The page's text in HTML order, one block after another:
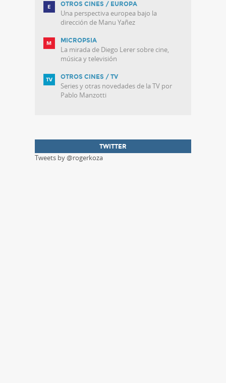
OTROS CINES / EUROPA
Una perspectiva europea bajo la
dirección de Manu Yañez
MICROPSIA
La mirada de Diego Lerer sobre cine,
música y televisión
OTROS CINES / TV
Series y otras novedades de la TV por
Pablo Manzotti
TWITTER
Tweets by @rogerkoza